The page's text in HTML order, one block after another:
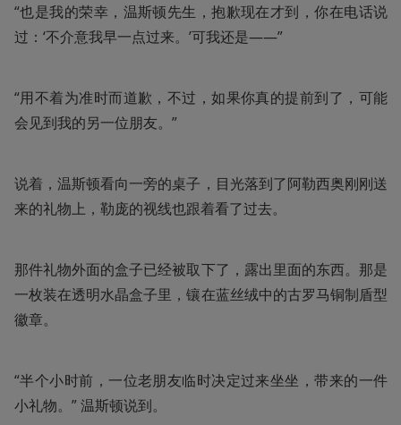
“也是我的荣幸，温斯顿先生，抱歉现在才到，你在电话说
过：‘不介意我早一点过来。’可我还是——”
“用不着为准时而道歉，不过，如果你真的提前到了，可能
会见到我的另一位朋友。”
说着，温斯顿看向一旁的桌子，目光落到了阿勒西奥刚刚送
来的礼物上，勒庞的视线也跟着看了过去。
那件礼物外面的盒子已经被取下了，露出里面的东西。那是
一枚装在透明水晶盒子里，镶在蓝丝绒中的古罗马铜制盾型
徽章。
“半个小时前，一位老朋友临时决定过来坐坐，带来的一件
小礼物。” 温斯顿说到。